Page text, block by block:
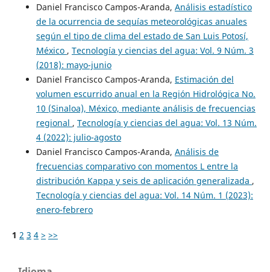
Daniel Francisco Campos-Aranda, Análisis estadístico
de la ocurrencia de sequías meteorológicas anuales
según el tipo de clima del estado de San Luis Potosí,
México , Tecnología y ciencias del agua: Vol. 9 Núm. 3
(2018): mayo-junio
Daniel Francisco Campos-Aranda, Estimación del
volumen escurrido anual en la Región Hidrológica No.
10 (Sinaloa), México, mediante análisis de frecuencias
regional , Tecnología y ciencias del agua: Vol. 13 Núm.
4 (2022): julio-agosto
Daniel Francisco Campos-Aranda, Análisis de
frecuencias comparativo con momentos L entre la
distribución Kappa y seis de aplicación generalizada ,
Tecnología y ciencias del agua: Vol. 14 Núm. 1 (2023):
enero-febrero
1 2 3 4 > >>